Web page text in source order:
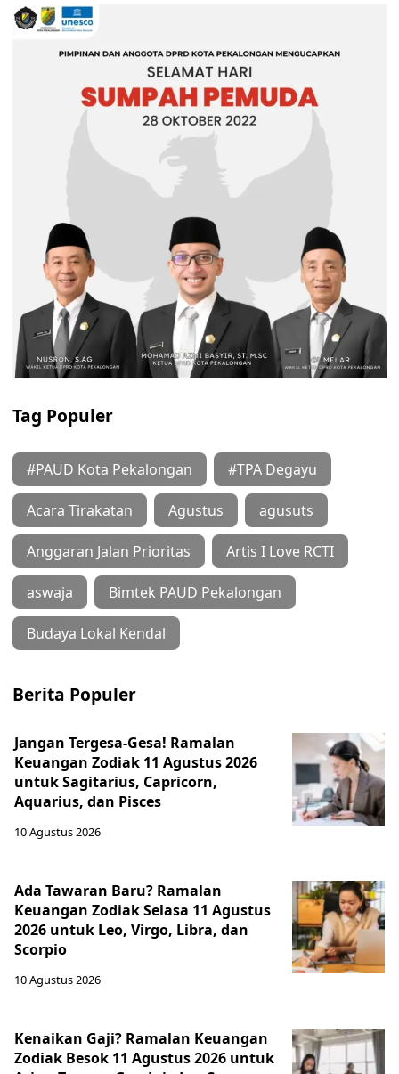
Tag Populer
#PAUD Kota Pekalongan #TPA Degayu
Acara Tirakatan Agustus agusuts
Anggaran Jalan Prioritas Artis I Love RCTI
aswaja Bimtek PAUD Pekalongan
Budaya Lokal Kendal
Berita Populer
Jangan Tergesa-Gesa! Ramalan
Keuangan Zodiak 11 Agustus 2026
untuk Sagitarius, Capricorn,
Aquarius, dan Pisces
10 Agustus 2026
Ada Tawaran Baru? Ramalan
Keuangan Zodiak Selasa 11 Agustus
2026 untuk Leo, Virgo, Libra, dan
Scorpio
10 Agustus 2026
Kenaikan Gaji? Ramalan Keuangan
Zodiak Besok 11 Agustus 2026 untuk